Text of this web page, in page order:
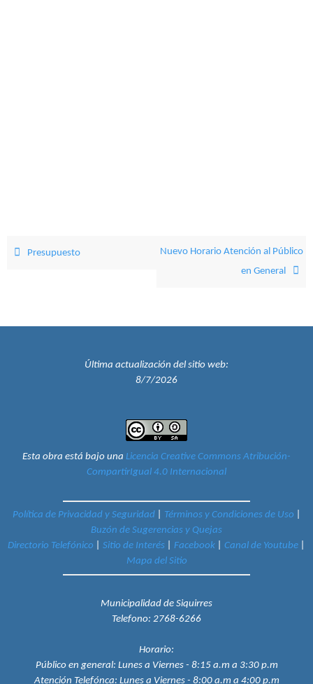
Presupuesto
Nuevo Horario Atención al Público
en General
Última actualización del sitio web:
8/7/2026
Esta obra está bajo una Licencia Creative Commons Atribución-
CompartirIgual 4.0 Internacional
Política de Privacidad y Seguridad| Términos y Condiciones de Uso
Buzón de Sugerencias y Quejas
Directorio Telefónico
Sitio de Interés Facebook Canal de Youtube
Mapa del Sitio
Municipalidad de Siquirres
Telefono: 2768-6266
Horario:
Público en general: Lunes a Viernes - 8:15 a.m a 3:30 p.m
Atención Telefónca: Lunes a Viernes - 8:00 a.m a 4:00 p.m